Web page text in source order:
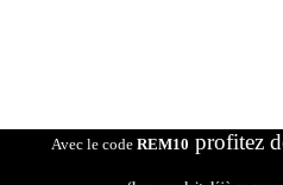
Avec le code REM10 profitez